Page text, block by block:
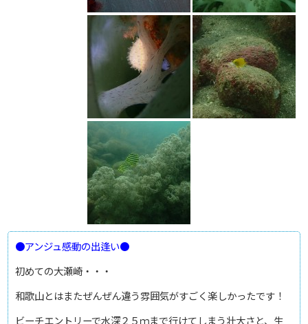
●アンジュ感動の出逢い●
初めての大瀬崎・・・
和歌山とはまたぜんぜん違う雰囲気がすごく楽しかったです！
ビーチエントリーで水深２５ｍまで行けてしまう壮大さと、生